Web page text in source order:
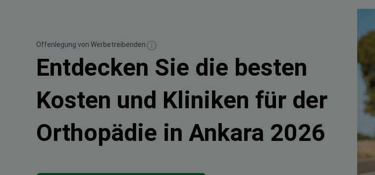
Offenlegung von Werbetreibenden
Entdecken Sie die besten
Kosten und Kliniken für der
Orthopädie in Ankara 2026